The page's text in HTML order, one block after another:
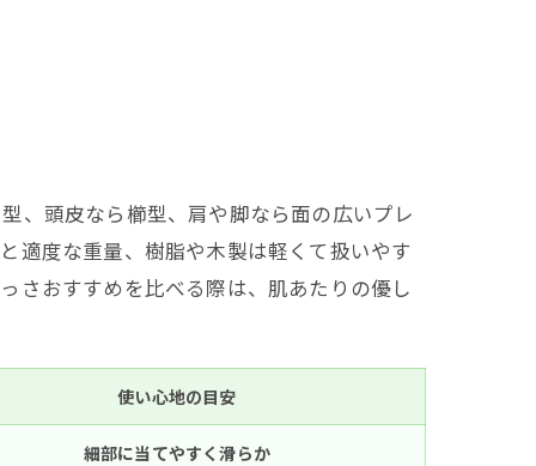
、頭皮なら櫛型、肩や脚なら面の広いプレ
適度な重量、樹脂や木製は軽くて扱いやす
さおすすめを比べる際は、肌あたりの優し
使い心地の目安
細部に当てやすく滑らか